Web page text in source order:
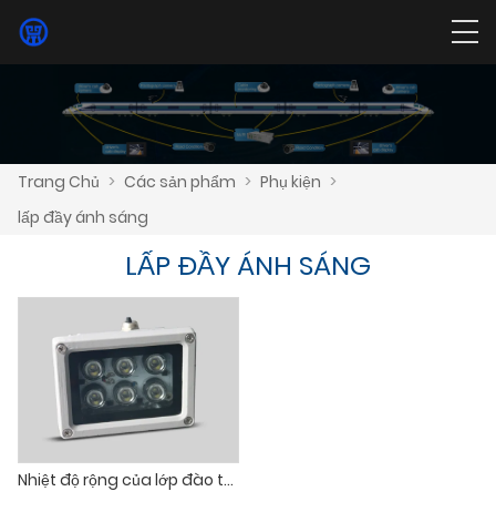
Trang Chủ > Các sản phẩm > Phụ kiện >
lấp đầy ánh sáng
LẤP ĐẦY ÁNH SÁNG
Nhiệt độ rộng của lớp đào tạo, điện áp rộng và ánh sáng lấp đầy có độ ổn định cao